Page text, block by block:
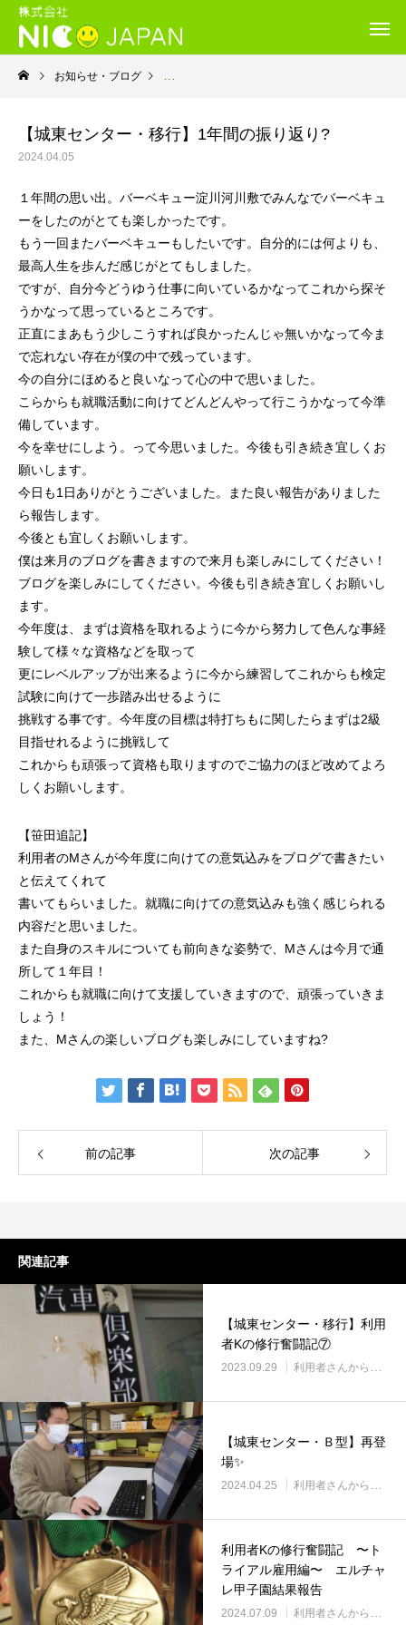
お知らせ・ブログ 利用者さんから
【城東センター・移行】1年間の振り返り?
2024.04.05
１年間の思い出。バーベキュー淀川河川敷でみんなでバーベキュ
ーをしたのがとても楽しかったです。
もう一回またバーベキューもしたいです。自分的には何よりも、
最高人生を歩んだ感じがとてもしました。
ですが、自分今どうゆう仕事に向いているかなってこれから探そ
うかなって思っているところです。
正直にまあもう少しこうすれば良かったんじゃ無いかなって今ま
で忘れない存在が僕の中で残っています。
今の自分にほめると良いなって心の中で思いました。
こらからも就職活動に向けてどんどんやって行こうかなって今準
備しています。
今を幸せにしよう。って今思いました。今後も引き続き宜しくお
願いします。
今日も1日ありがとうございました。また良い報告がありました
ら報告します。
今後とも宜しくお願いします。
僕は来月のブログを書きますので来月も楽しみにしてください！
ブログを楽しみにしてください。今後も引き続き宜しくお願いし
ます。
今年度は、まずは資格を取れるように今から努力して色んな事経
験して様々な資格などを取って
更にレベルアップが出来るように今から練習してこれからも検定
試験に向けて一歩踏み出せるように
挑戦する事です。今年度の目標は特打ちもに関したらまずは2級
目指せれるように挑戦して
これからも頑張って資格も取りますのでご協力のほど改めてよろ
しくお願いします。
【笹田追記】
利用者のMさんが今年度に向けての意気込みをブログで書きたい
と伝えてくれて
書いてもらいました。就職に向けての意気込みも強く感じられる
内容だと思いました。
また自身のスキルについても前向きな姿勢で、Mさんは今月で通
所して１年目！
これからも就職に向けて支援していきますので、頑張っていきま
しょう！
また、Mさんの楽しいブログも楽しみにしていますね?
前の記事 次の記事
関連記事
【城東センター・移行】利用
者Kの修行奮闘記⑦
2023.09.29 利用者さんから
【城東センター・Ｂ型】再登
場✨
2024.04.25 利用者さんから
利用者Kの修行奮闘記 〜ト
ライアル雇用編〜 エルチャ
レ甲子園結果報告
2024.07.09 利用者さんから